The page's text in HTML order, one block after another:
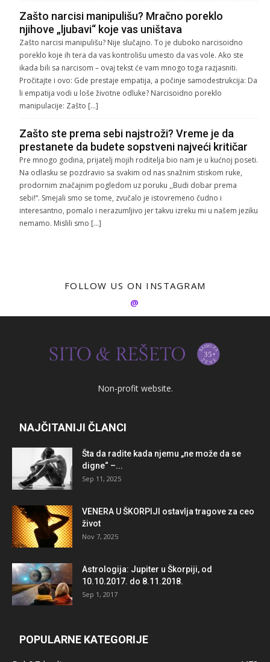
Zašto narcisi manipulišu? Mračno poreklo
njihove „ljubavi“ koje vas uništava
Zašto narcisi manipulišu? Nije slučajno. To je duboko narcisoidno
poreklo koje ih tera da vas kontrolišu umesto da vas vole. Ako ste
ikada bili sa narcisom – ovaj tekst će vam mnogo toga razjasniti.
Pročitajte i ovo: Gde prestaje empatija, a počinje samodestrukcija: Da
li empatija vodi u loše životne odluke? Narcisoidno poreklo
manipulacije: Zašto […]
Zašto ste prema sebi najstroži? Vreme je da
prestanete da budete sopstveni najveći kritičar
Pre mnogo godina, prijatelj mojih roditelja bio nam je u kućnoj poseti.
Na odlasku se pozdravio sa svakim od nas snažnim stiskom ruke,
prodornim značajnim pogledom uz poruku ,,Budi dobar prema
sebi!“. Smejali smo se tome, zvučalo je istovremeno čudno i
interesantno, pomalo i nerazumljivo jer takvu izreku mi u našem jeziku
nemamo. Mislili smo […]
FOLLOW US ON INSTAGRAM
@
Non-profit website.
NAJČITANIJI ČLANCI
Šta da radite kada njemu „ne može da se
digne“ –...
Sep 11, 2025
VENERA U ŠKORPIJI ostavlja tragove za ceo
život
Nov 7, 2025
Astrologija: Jupiter u Škorpiji, od
10.10.2017. do 8.11.2018.
Sep 1, 2017
POPULARNE KATEGORIJE